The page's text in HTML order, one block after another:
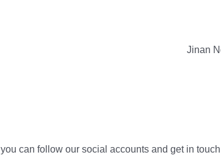
Jinan
can follow our social accounts and get in touch